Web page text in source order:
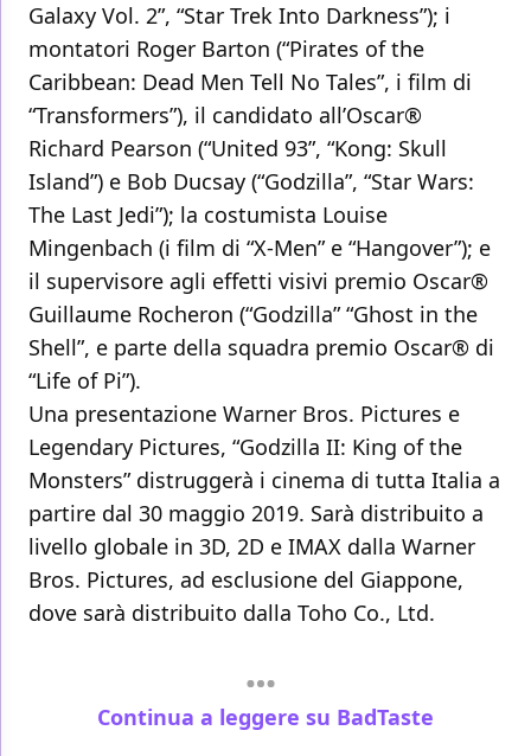
Galaxy Vol. 2”, “Star Trek Into Darkness”); i
montatori Roger Barton (“Pirates of the
Caribbean: Dead Men Tell No Tales”, i film di
“Transformers”), il candidato all’Oscar®
Richard Pearson (“United 93”, “Kong: Skull
Island”) e Bob Ducsay (“Godzilla”, “Star Wars:
The Last Jedi”); la costumista Louise
Mingenbach (i film di “X-Men” e “Hangover”); e
il supervisore agli effetti visivi premio Oscar®
Guillaume Rocheron (“Godzilla” “Ghost in the
Shell”, e parte della squadra premio Oscar® di
“Life of Pi”).
Una presentazione Warner Bros. Pictures e
Legendary Pictures, “Godzilla II: King of the
Monsters” distruggerà i cinema di tutta Italia a
partire dal 30 maggio 2019. Sarà distribuito a
livello globale in 3D, 2D e IMAX dalla Warner
Bros. Pictures, ad esclusione del Giappone,
dove sarà distribuito dalla Toho Co., Ltd.
Continua a leggere su BadTaste